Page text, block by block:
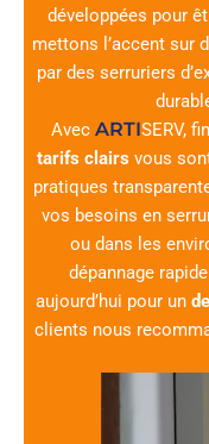
développées pour
mettons l’accent sur
par des serruriers
Avec ARTISERV,
tarifs clairsvous
pratiques
vos besoins en
ou dans les
dépannage
aujourd’hui pour un
clients nous